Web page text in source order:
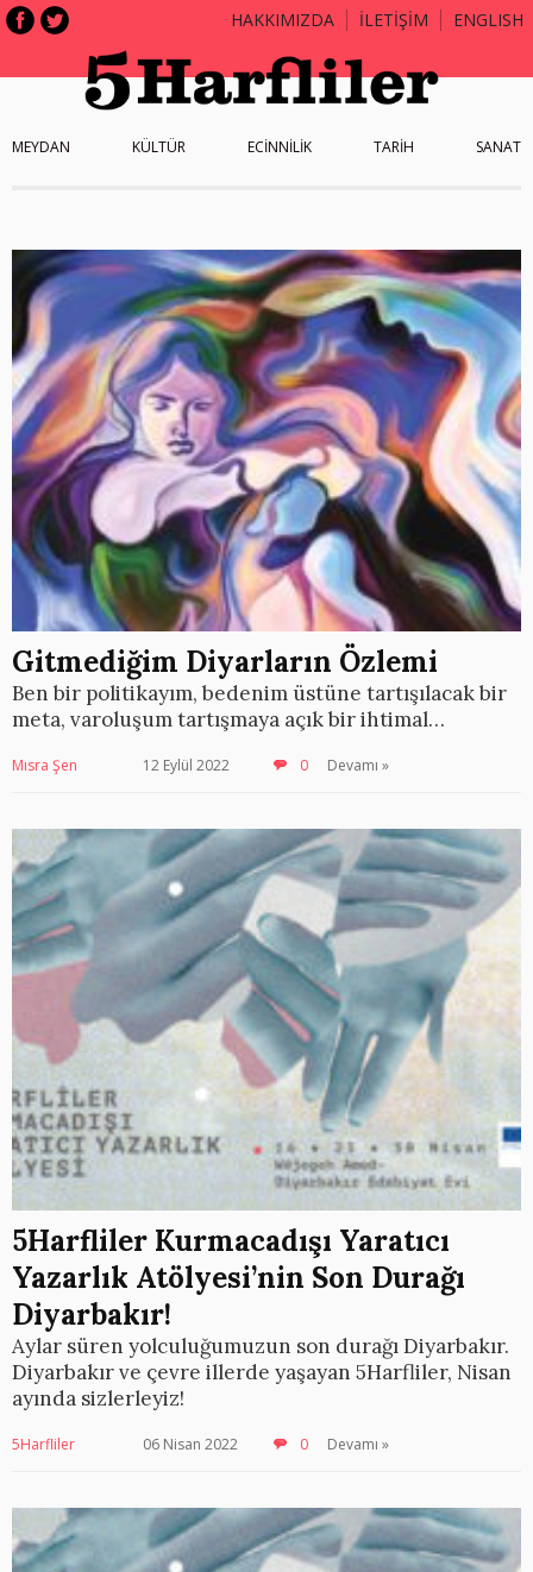
HAKKIMIZDA İLETİŞİM ENGLISH
MEYDAN KÜLTÜR ECİNNİLİK TARİH SANAT
Gitmediğim Diyarların Özlemi
Ben bir politikayım, bedenim üstüne tartışılacak bir
meta, varoluşum tartışmaya açık bir ihtimal…
Mısra Şen 12 Eylül 2022 0 Devamı »
5Harfliler Kurmacadışı Yaratıcı
Yazarlık Atölyesi’nin Son Durağı
Diyarbakır!
Aylar süren yolculuğumuzun son durağı Diyarbakır.
Diyarbakır ve çevre illerde yaşayan 5Harfliler, Nisan
ayında sizlerleyiz!
5Harfliler 06 Nisan 2022 0 Devamı »